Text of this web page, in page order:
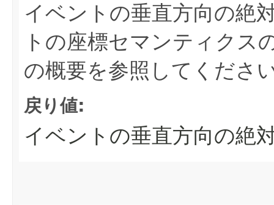
イベントの垂直方向の絶
トの座標セマンティクス
の概要を参照してくださ
戻り値:
イベントの垂直方向の絶